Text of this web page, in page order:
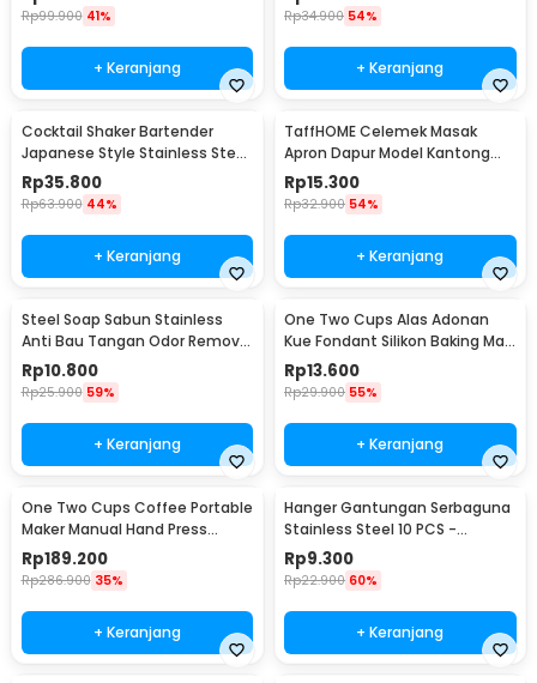
Rp99.900 41%
+ Keranjang
Rp34.900 54%
+ Keranjang
Cocktail Shaker Bartender
Japanese Style Stainless Steel
200ml
Rp35.800
Rp63.900 44%
+ Keranjang
TaffHOME Celemek Masak
Apron Dapur Model Kantong
Pola Spatula - JJ41
Rp15.300
Rp32.900 54%
+ Keranjang
Steel Soap Sabun Stainless
Anti Bau Tangan Odor Remove
- HW071
Rp10.800
Rp25.900 59%
+ Keranjang
One Two Cups Alas Adonan
Kue Fondant Silikon Baking Mat
Anti Slip - JJ3873
Rp13.600
Rp29.900 55%
+ Keranjang
One Two Cups Coffee Portable
Maker Manual Hand Press
Espresso 300ml - T35066
Rp189.200
Rp286.900 35%
+ Keranjang
Hanger Gantungan Serbaguna
Stainless Steel 10 PCS -
M127105
Rp9.300
Rp22.900 60%
+ Keranjang